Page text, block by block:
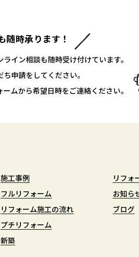
随時承ります！
イン相談も随時受け付けています。
ち申請をしてください。
ムから希望日時をご連絡ください。
施工事例
施工事例
フルリフォーム
フルリフォーム
リフォーム施工の流れ
リフォーム施工の流れ
プチリフォーム
プチリフォーム
新築
新築
リフォ
リフォ
お知ら
お知ら
ブログ
ブログ